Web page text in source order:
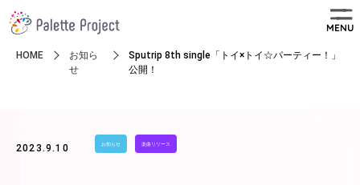
MENU
HOME
お知ら
せ
Sputrip 8th single「トイ×トイ☆パーティー！」
公開！
2023.9.10 お知らせ 楽曲リリース